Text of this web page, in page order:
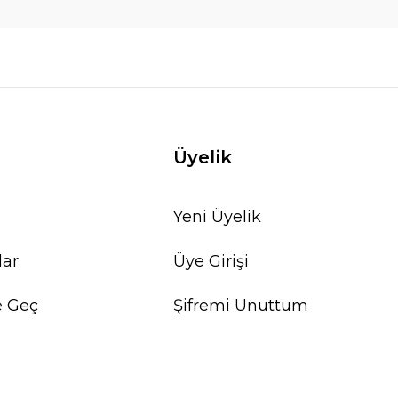
Geç
Üyelik
Yeni Üyelik
Üye Girişi
Şifremi Unuttum